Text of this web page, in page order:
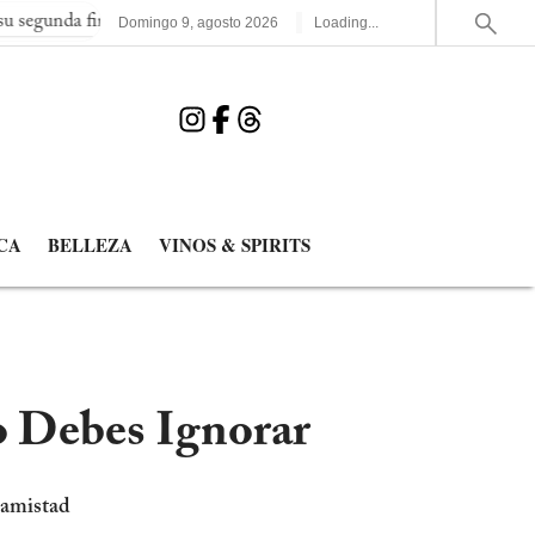
consecutiva del Mundial España elimina a Francia y
Domingo 9,agosto 2026 Loading...
BELLEZA VINOS & SPIRITS
Debes Ignorar